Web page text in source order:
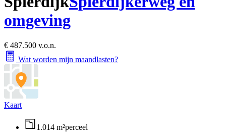
omgeving
€ 487.500 v.o.n.
Wat worden mijn maandlasten?
Kaart
1.014 m²perceel